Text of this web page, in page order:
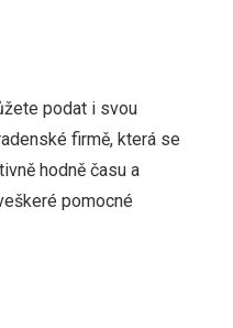
podat i svou
firmě, která se
hodně času a
pomocné